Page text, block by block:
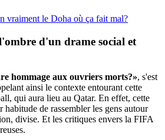
vraiment le Doha où ça fait mal?
d'un drame social et
hommage aux ouvriers morts?», s'est
ainsi le contexte entourant cette
qui aura lieu au Qatar. En effet, cette
de rassembler les gens autour
divise. Et les critiques envers la FIFA